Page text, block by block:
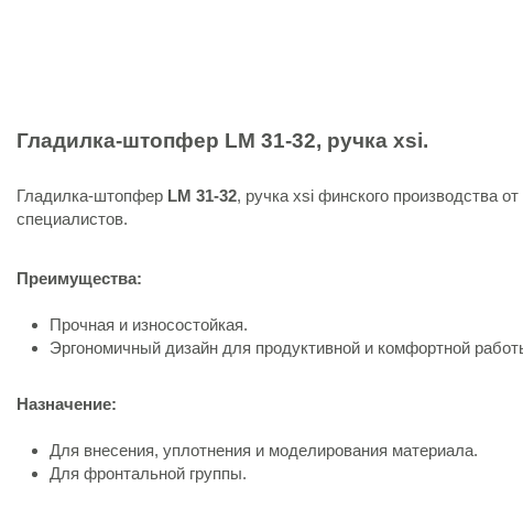
Гладилка-штопфер LM 31-32, ручка xsi.
Гладилка-штопфер LM 31-32, ручка xsi финского производства от
специалистов.
Преимущества:
Прочная и износостойкая.
Эргономичный дизайн для продуктивной и комфортной
Назначение:
Для внесения, уплотнения и моделирования материала.
Для фронтальной группы.